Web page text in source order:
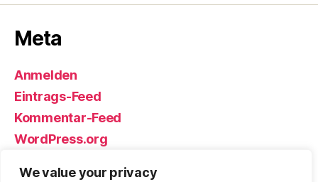
We value your privacy
Meta
Anmelden
Eintrags-Feed
Kommentar-Feed
WordPress.org